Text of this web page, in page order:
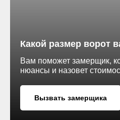
метр.
ролик.
АМВ.
Какой размер ворот
Вам поможет замерщик,
нюансы и назовет
Вызвать замерщика